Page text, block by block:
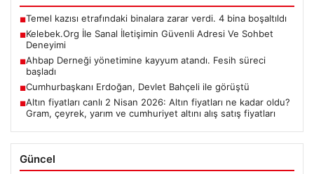
■Temel kazısı etrafındaki binalara zarar verdi. 4 bina boşaltıldı
■Kelebek.Org İle Sanal İletişimin Güvenli Adresi Ve Sohbet
Deneyimi
■Ahbap Derneği yönetimine kayyum atandı. Fesih süreci
başladı
■Cumhurbaşkanı Erdoğan, Devlet Bahçeli ile görüştü
■Altın fiyatları canlı 2 Nisan 2026: Altın fiyatları ne kadar oldu?
Gram, çeyrek, yarım ve cumhuriyet altını alış satış fiyatları
Güncel